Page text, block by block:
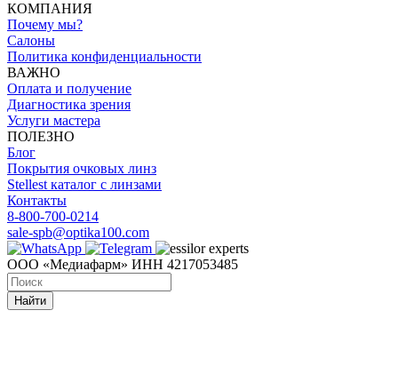
КОМПАНИЯ
Почему мы?
Салоны
Политика конфиденциальности
ВАЖНО
Оплата и получение
Диагностика зрения
Услуги мастера
ПОЛЕЗНО
Блог
Покрытия очковых линз
Stellest каталог с линзами
Контакты
8-800-700-0214
sale-spb@optika100.com
ООО «Медиафарм» ИНН 4217053485
Найти